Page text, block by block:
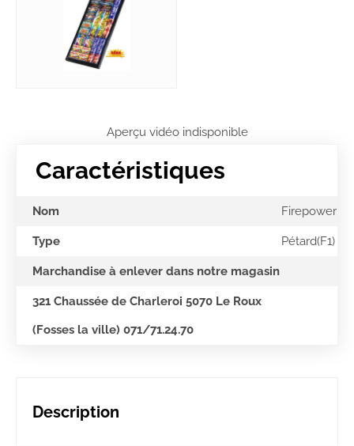
Aperçu vidéo indisponible
Caractéristiques
Nom Firepower
Type Pétard(F1)
Marchandise à enlever dans notre magasin
321 Chaussée de Charleroi 5070 Le Roux
(Fosses la ville) 071/71.24.70
Description